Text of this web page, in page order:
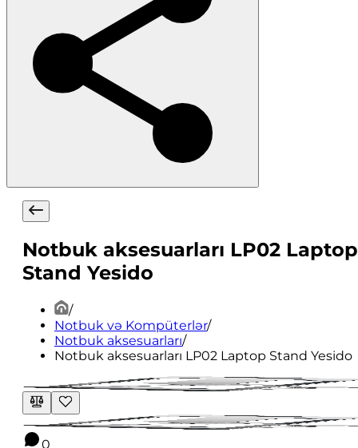
Notbuk aksesuarları LP02 Laptop
Stand Yesido
/
Notbuk və Kompüterlər/
Notbuk aksesuarları/
Notbuk aksesuarları LP02 Laptop Stand Yesido
0